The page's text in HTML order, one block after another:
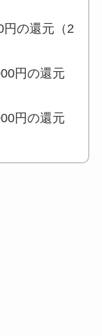
の還元（2
円の還元
円の還元